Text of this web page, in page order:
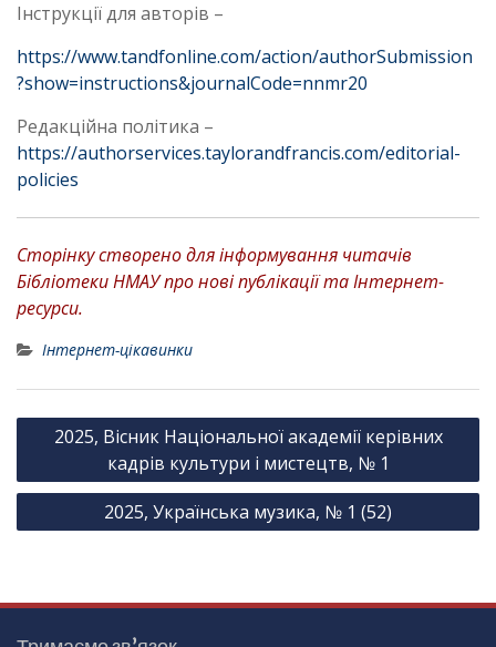
Інструкції для авторів –
https://www.tandfonline.com/action/authorSubmission
?show=instructions&journalCode=nnmr20
Редакційна політика –
https://authorservices.taylorandfrancis.com/editorial-
policies
Сторінку створено для інформування читачів
Бібліотеки НМАУ про нові публікації та Інтернет-
ресурси.
Інтернет-цікавинки
Н
в
і
2025, Вісник Національної академії керівних
кадрів культури і мистецтв, № 1
2025, Українська музика, № 1 (52)